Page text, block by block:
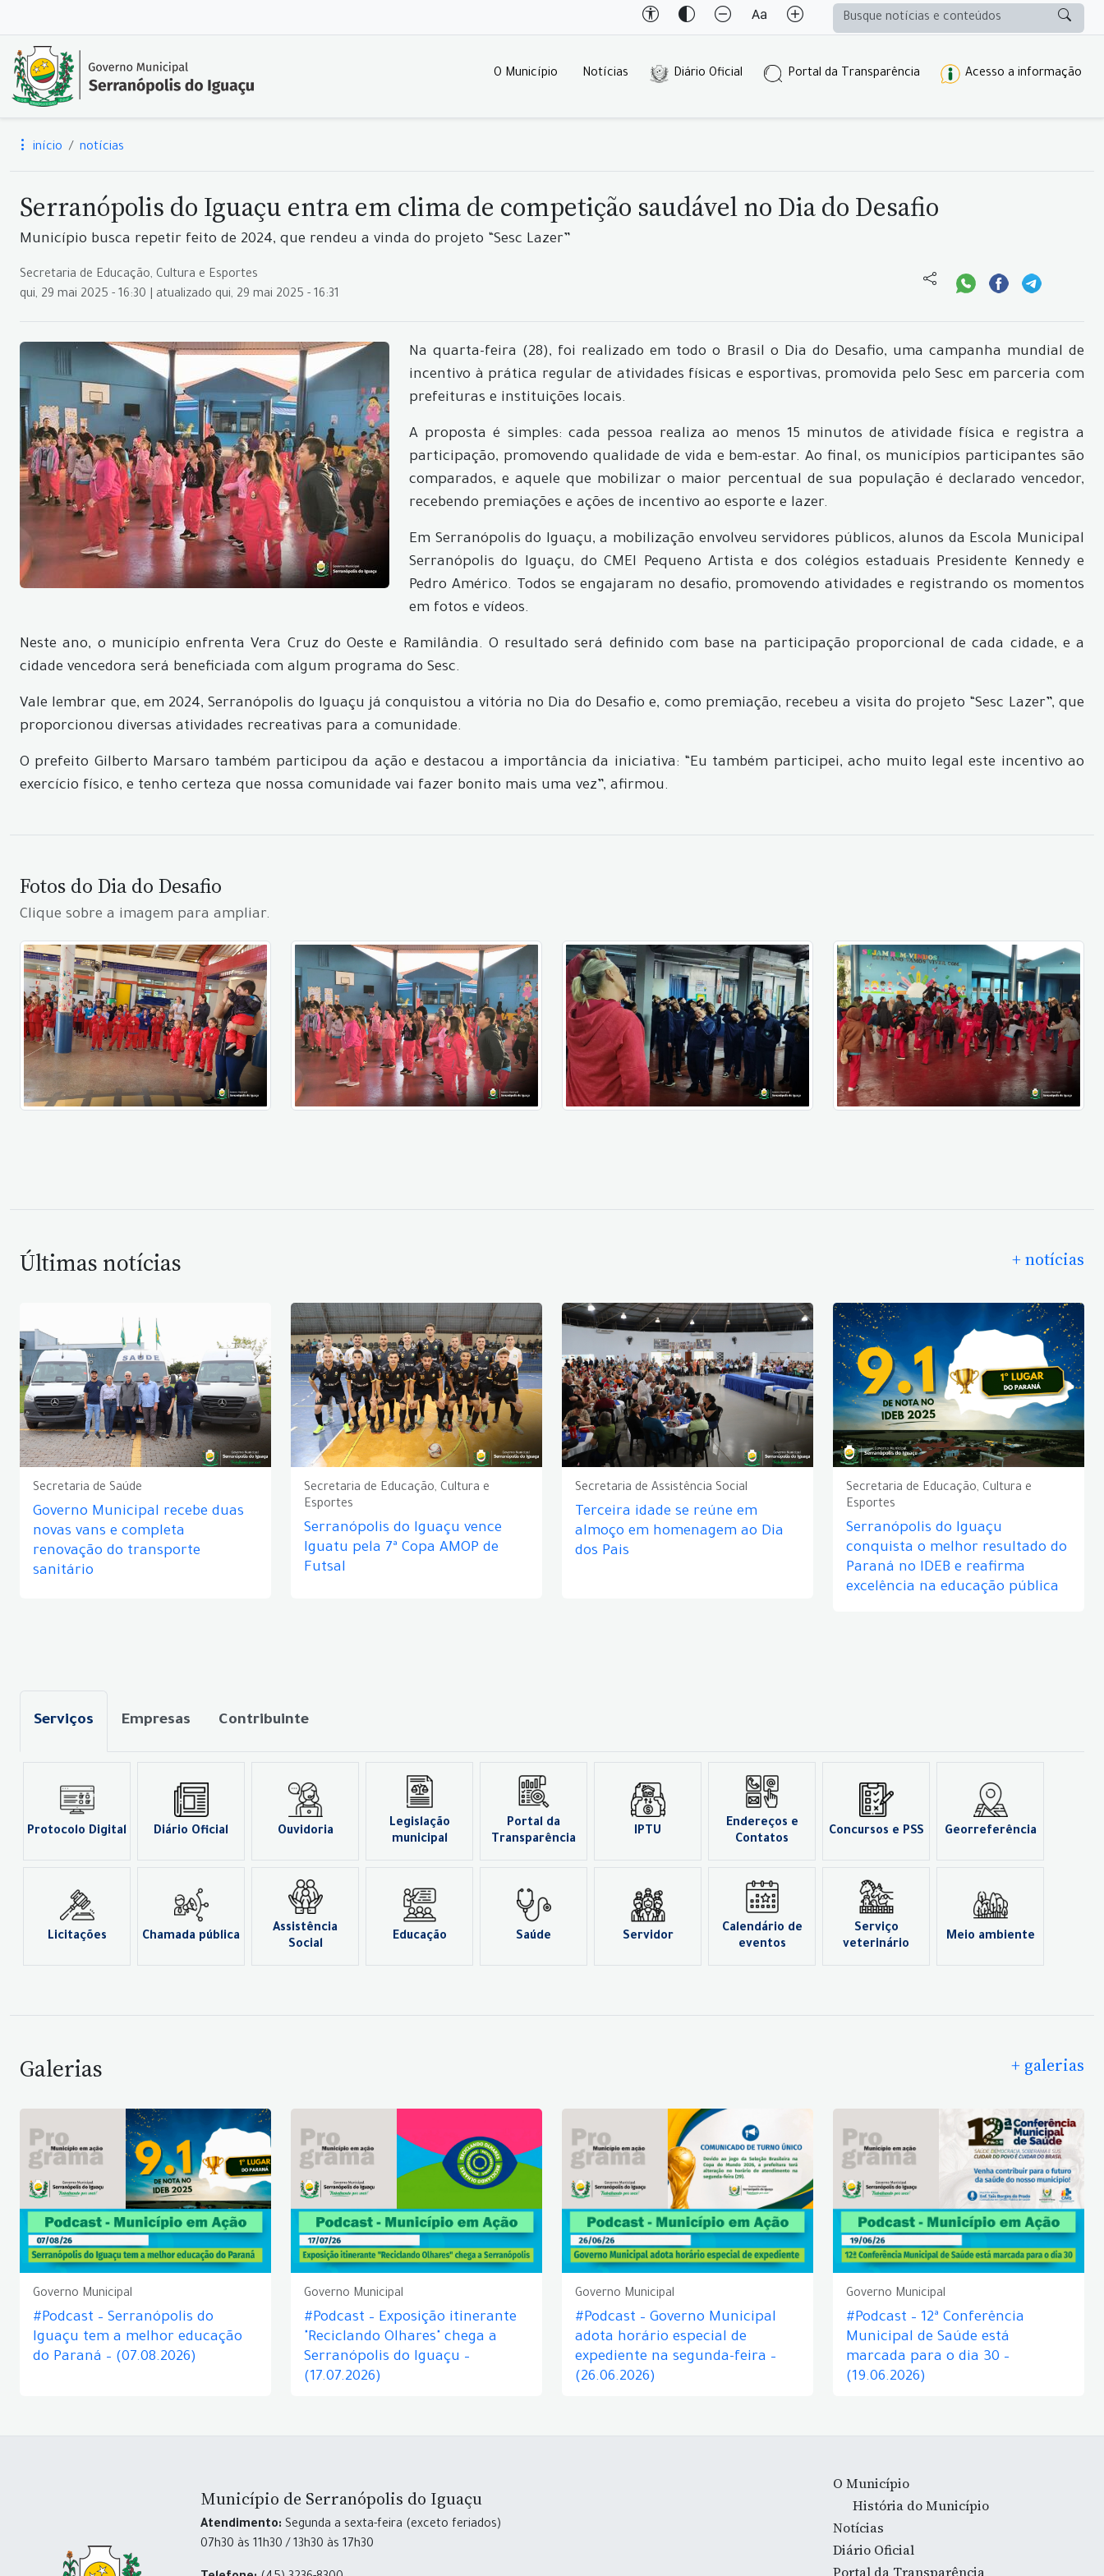
O Município Notícias Diário Oficial Portal da Transparência Acesso a informação
início notícias
Serranópolis do Iguaçu entra em clima de competição saudável no Dia do Desafio
Município busca repetir feito de 2024, que rendeu a vinda do projeto “Sesc Lazer”
Secretaria de Educação, Cultura e Esportes
qui, 29 mai 2025 - 16:30 | atualizado qui, 29 mai 2025 - 16:31
Na quarta-feira (28), foi realizado em todo o Brasil o Dia do Desafio, uma campanha mundial de
incentivo à prática regular de atividades físicas e esportivas, promovida pelo Sesc em parceria com
prefeituras e instituições locais.
A proposta é simples: cada pessoa realiza ao menos 15 minutos de atividade física e registra a
participação, promovendo qualidade de vida e bem-estar. Ao final, os municípios participantes são
comparados, e aquele que mobilizar o maior percentual de sua população é declarado vencedor,
recebendo premiações e ações de incentivo ao esporte e lazer.
Em Serranópolis do Iguaçu, a mobilização envolveu servidores públicos, alunos da Escola Municipal
Serranópolis do Iguaçu, do CMEI Pequeno Artista e dos colégios estaduais Presidente Kennedy e
Pedro Américo. Todos se engajaram no desafio, promovendo atividades e registrando os momentos
em fotos e vídeos.
Neste ano, o município enfrenta Vera Cruz do Oeste e Ramilândia. O resultado será definido com base na participação proporcional de cada cidade, e a
cidade vencedora será beneficiada com algum programa do Sesc.
Vale lembrar que, em 2024, Serranópolis do Iguaçu já conquistou a vitória no Dia do Desafio e, como premiação, recebeu a visita do projeto “Sesc Lazer”, que
proporcionou diversas atividades recreativas para a comunidade.
O prefeito Gilberto Marsaro também participou da ação e destacou a importância da iniciativa: “Eu também participei, acho muito legal este incentivo ao
exercício físico, e tenho certeza que nossa comunidade vai fazer bonito mais uma vez”, afirmou.
Fotos do Dia do Desafio
Clique sobre a imagem para ampliar.
Últimas notícias + notícias
Secretaria de Saúde
Governo Municipal recebe duas
novas vans e completa
renovação do transporte
sanitário
Secretaria de Educação, Cultura e
Esportes
Serranópolis do Iguaçu vence
Iguatu pela 7ª Copa AMOP de
Futsal
Secretaria de Assistência Social
Terceira idade se reúne em
almoço em homenagem ao Dia
dos Pais
Secretaria de Educação, Cultura e
Esportes
Serranópolis do Iguaçu
conquista o melhor resultado do
Paraná no IDEB e reafirma
excelência na educação pública
Serviços Empresas Contribuinte
Protocolo Digital Diário Oficial Ouvidoria
Legislação
municipal
Portal da
Transparência
IPTU
Endereços e
Contatos
Concursos e PSS Georreferência
Licitações Chamada pública
Assistência
Social
Educação Saúde Servidor
Calendário de
eventos
Serviço
veterinário
Meio ambiente
Galerias + galerias
Governo Municipal
#Podcast – Serranópolis do
Iguaçu tem a melhor educação
do Paraná – (07.08.2026)
Governo Municipal
#Podcast – Exposição itinerante
"Reciclando Olhares" chega a
Serranópolis do Iguaçu –
(17.07.2026)
Governo Municipal
#Podcast – Governo Municipal
adota horário especial de
expediente na segunda-feira –
(26.06.2026)
Governo Municipal
#Podcast – 12ª Conferência
Municipal de Saúde está
marcada para o dia 30 –
(19.06.2026)
Município de Serranópolis do Iguaçu
Atendimento: Segunda a sexta-feira (exceto feriados)
07h30 às 11h30 / 13h30 às 17h30
O Município
História do Município
Notícias
Diário Oficial
Portal da Transparência